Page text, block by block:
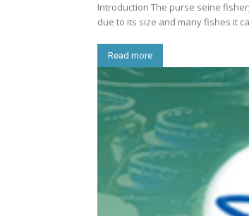
Introduction The purse seine
due to its size and many fishes it
Read more